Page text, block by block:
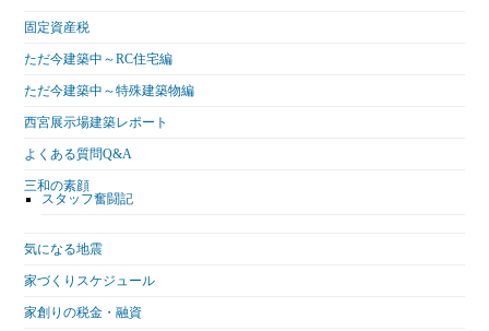
固定資産税
ただ今建築中～RC住宅編
ただ今建築中～特殊建築物編
西宮展示場建築レポート
よくある質問Q&A
三和の素顔
スタッフ奮闘記
気になる地震
家づくりスケジュール
家創りの税金・融資